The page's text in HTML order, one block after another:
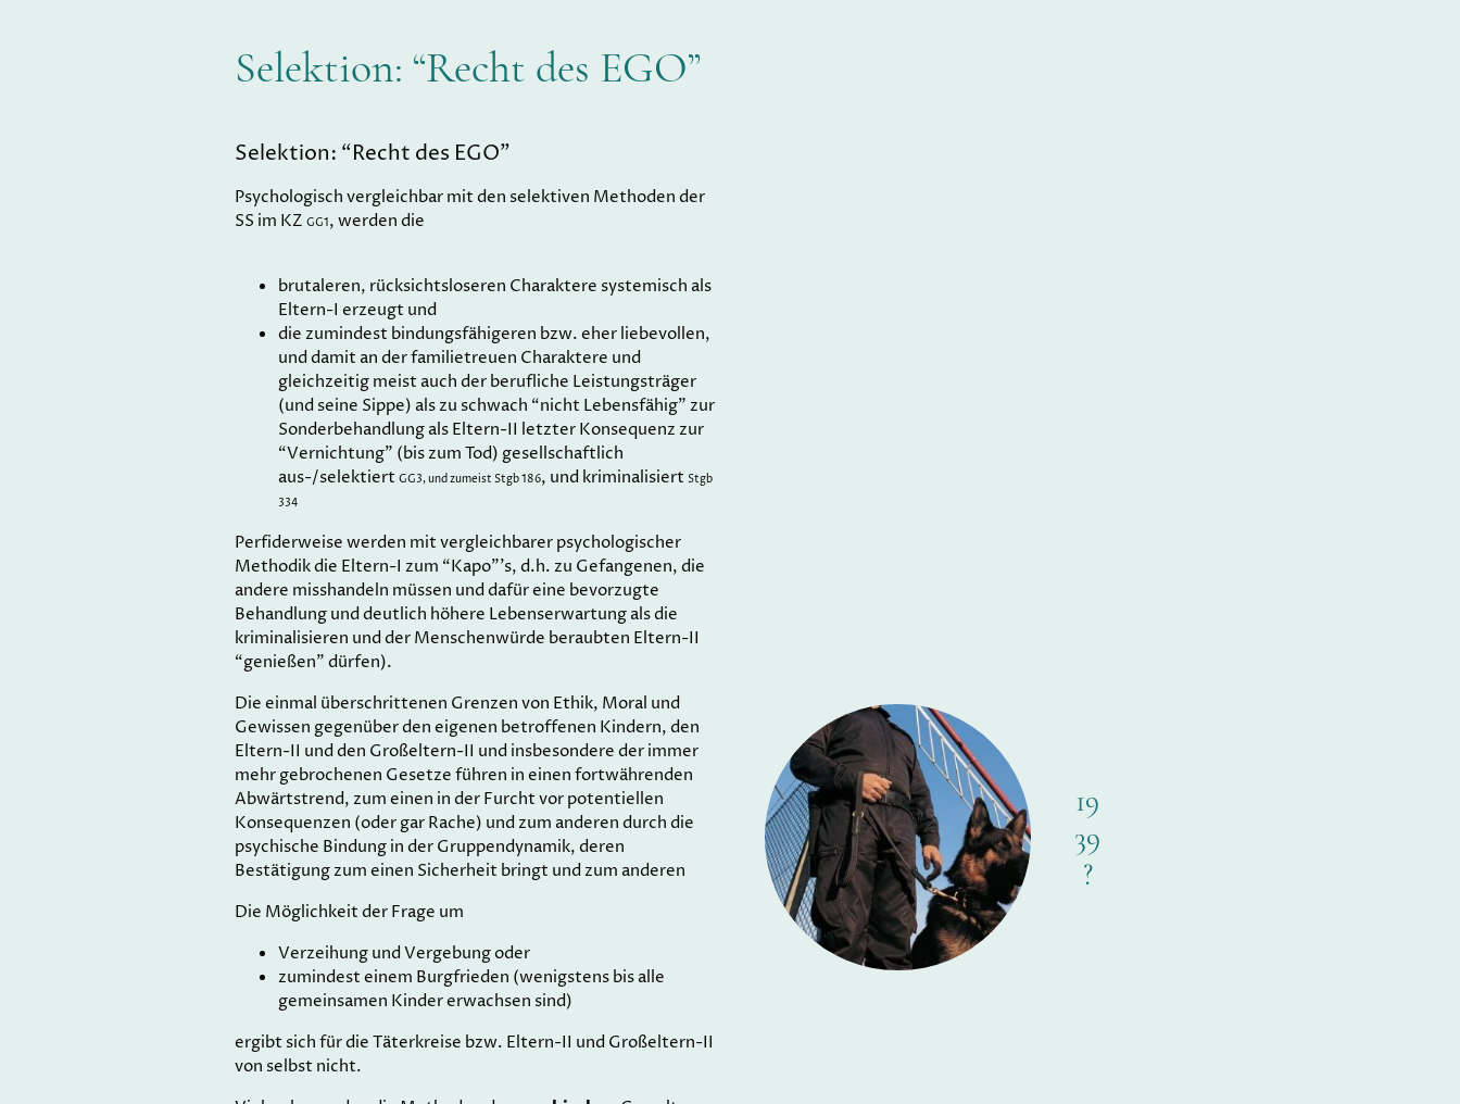
Selektion: “Recht des EGO”
Selektion: “Recht des EGO”
Psychologisch vergleichbar mit den selektiven Methoden der
SS im KZ GG1, werden die
brutaleren, rücksichtsloseren Charaktere systemisch als
Eltern-I erzeugt und
die zumindest bindungsfähigeren bzw. eher liebevollen,
und damit an der familietreuen Charaktere und
gleichzeitig meist auch der berufliche Leistungsträger
(und seine Sippe) als zu schwach “nicht Lebensfähig” zur
Sonderbehandlung als Eltern-II letzter Konsequenz zur
“Vernichtung” (bis zum Tod) gesellschaftlich
aus-/selektiert GG3, und zumeist Stgb 186, und kriminalisiert Stgb
334
Perfiderweise werden mit vergleichbarer psychologischer
Methodik die Eltern-I zum “Kapo”’s, d.h. zu Gefangenen, die
andere misshandeln müssen und dafür eine bevorzugte
Behandlung und deutlich höhere Lebenserwartung als die
kriminalisieren und der Menschenwürde beraubten Eltern-II
“genießen” dürfen).
Die einmal überschrittenen Grenzen von Ethik, Moral und
Gewissen gegenüber den eigenen betroffenen Kindern, den
Eltern-II und den Großeltern-II und insbesondere der immer
mehr gebrochenen Gesetze führen in einen fortwährenden
Abwärtstrend, zum einen in der Furcht vor potentiellen
Konsequenzen (oder gar Rache) und zum anderen durch die
psychische Bindung in der Gruppendynamik, deren
Bestätigung zum einen Sicherheit bringt und zum anderen
Die Möglichkeit der Frage um
Verzeihung und Vergebung oder
zumindest einem Burgfrieden (wenigstens bis alle
gemeinsamen Kinder erwachsen sind)
ergibt sich für die Täterkreise bzw. Eltern-II und Großeltern-II
von selbst nicht.
19
39
?